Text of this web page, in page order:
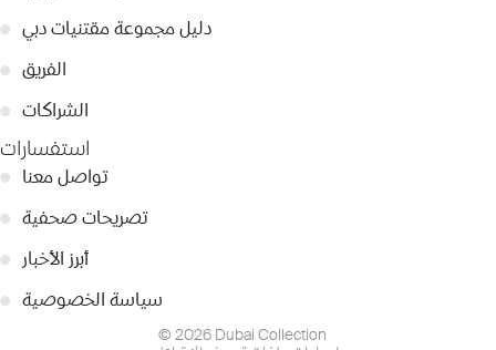
● دليل مجموعة مقتنيات دبي
● الفريق
● الشراكات
استفسارات
● تواصل معنا
● تصريحات صحفية
●
أبرز الأخبار
● سياسة الخصوصية
© 2026 Dubai Collection